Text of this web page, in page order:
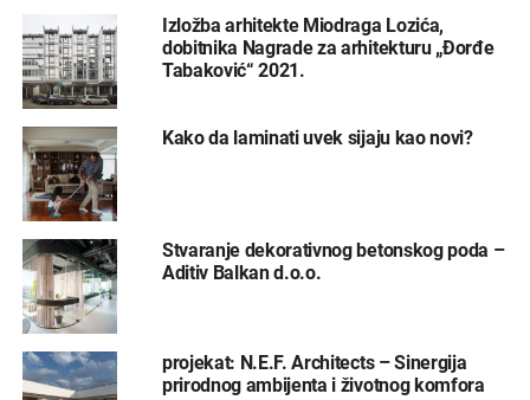
Izložba arhitekte Miodraga Lozića,
dobitnika Nagrade za arhitekturu „Đorđe
Tabaković“ 2021.
Kako da laminati uvek sijaju kao novi?
Stvaranje dekorativnog betonskog poda –
Aditiv Balkan d.o.o.
projekat: N.E.F. Architects – Sinergija
prirodnog ambijenta i životnog komfora